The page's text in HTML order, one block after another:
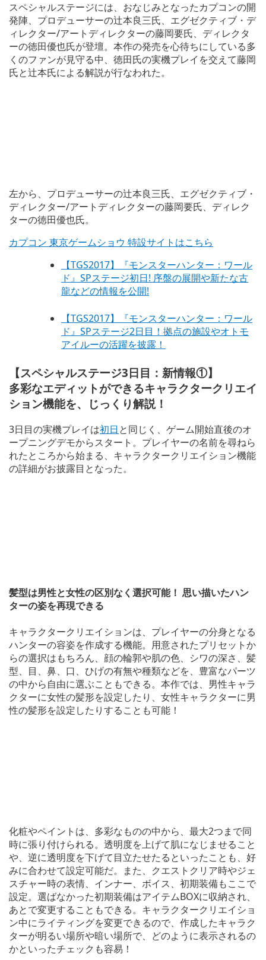
スペシャルステージには、おなじみとなったカプコンの開
発陣、プロデューサーの辻本良三氏、エグゼクティブ・デ
ィレクター/アートディレクターの藤岡要氏、ディレクタ
ーの徳田優也氏が登壇。本作の発売を心待ちにしている多
くのファンが見守る中、徳田氏の実機プレイを交えて藤岡
氏と辻本氏による解説が行なわれた。
左から、プロデューサーの辻本良三氏、エグゼクティブ・
ディレクター/アートディレクターの藤岡要氏、ディレク
ターの徳田優也氏。
カプコン 東京ゲームショウ 特設サイトはこちら
【TGS2017】『モンスターハンター：ワール
ド』SPステージ初日! 序盤の展開や新たな古
龍などの情報を公開!
【TGS2017】『モンスターハンター：ワール
ド』SPステージ2日目！拠点の施設やオトモ
アイルーの活躍を披露！
【スペシャルステージ3日目：新情報①】
多彩なエディットができるキャラクタークリエイ
ション機能を、じっくり解説！
3日目の実機プレイは初日と同じく、ゲーム開始直後のオ
ープニングデモからスタート。プレイヤーの名前を尋ねら
れたところから始まる、キャラクタークリエイション機能
の詳細がお披露目となった。
髪型は男性と女性の区別なく選択可能！ 思い描いたハン
ターの姿を再現できる
キャラクタークリエイションは、プレイヤーの分身となる
ハンターの容姿を作成する機能。用意されたプリセットか
らの選択はもちろん、顔の輪郭や肌の色、シワの深さ、髪
型、目、鼻、口、ひげの有無や種類などを、豊富なパーツ
の中から自由に選ぶこともできる。本作では、男性キャラ
クターに女性の髪形を設定したり、女性キャラクターに男
性の髪形を設定したりすることも可能！
化粧やペイントは、多彩なものの中から、最大2つまで同
時に張り付けられる。透明度を上げて肌になじませること
や、逆に透明度を下げて目立たせたるといったことも、好
みに合わせて設定可能だ。また、クエストクリア時やジェ
スチャー時の表情、インナー、ボイス、初期装備もここで
設定。選ばなかった初期装備はアイテムBOXに収納され、
あとで変更することもできる。キャラクタークリエイショ
ン中にライティングを変更できるので、作成したキャラク
ターが明るい場所や暗い場所で、どのように表示されるの
かといったチェックも容易！